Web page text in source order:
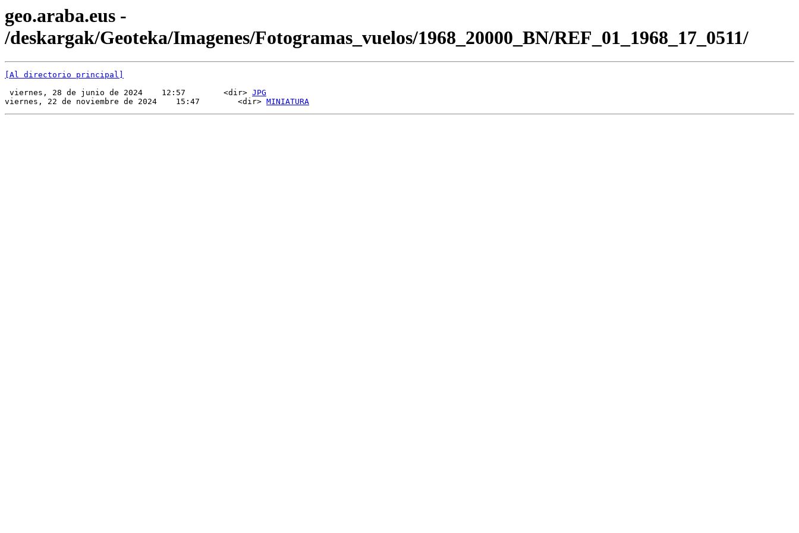
geo.araba.eus -
/deskargak/Geoteka/Imagenes/Fotogramas_vuelos/1968_20000_BN/REF_01_1968_17_0511/
[Al directorio principal]
viernes, 28 de junio de 2024    12:57        <dir> JPG
viernes, 22 de noviembre de 2024    15:47        <dir> MINIATURA